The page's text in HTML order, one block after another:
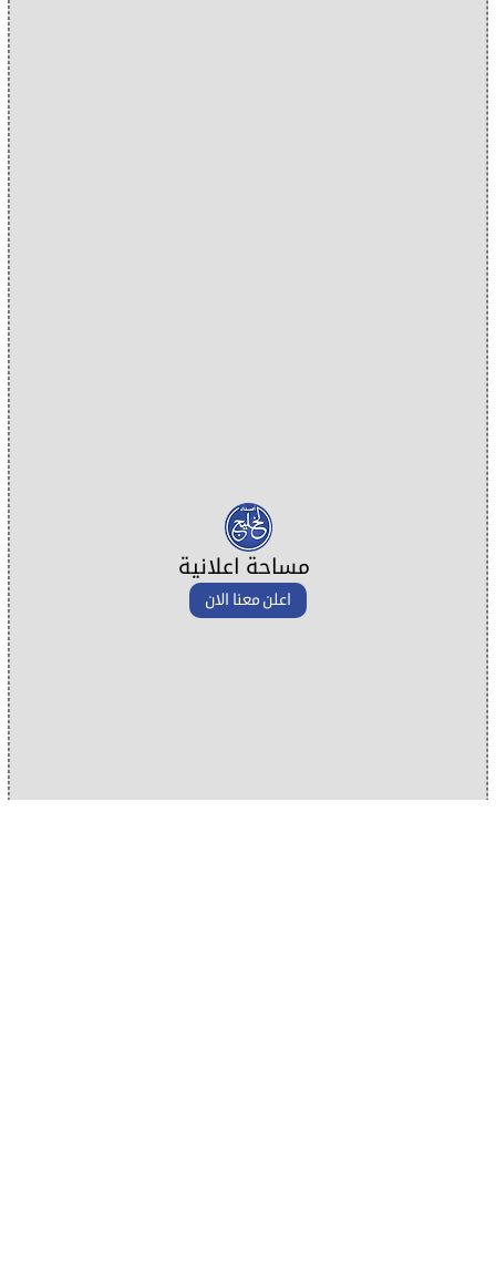
مساحة اعلانية
اعلن معنا الان